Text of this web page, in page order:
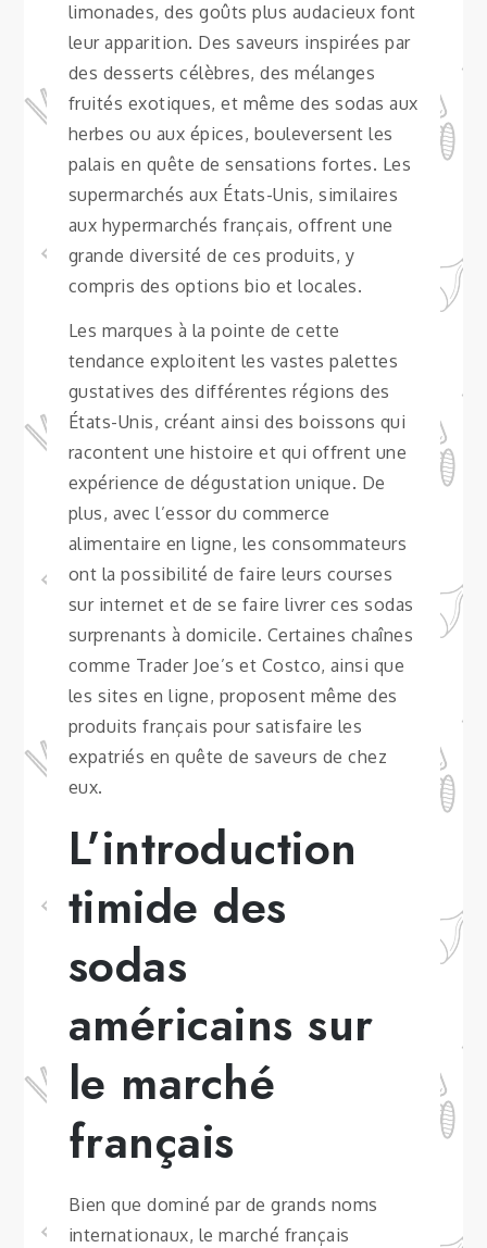
limonades, des goûts plus audacieux font
leur apparition. Des saveurs inspirées par
des desserts célèbres, des mélanges
fruités exotiques, et même des sodas aux
herbes ou aux épices, bouleversent les
palais en quête de sensations fortes. Les
supermarchés aux États-Unis, similaires
aux hypermarchés français, offrent une
grande diversité de ces produits, y
compris des options bio et locales.
Les marques à la pointe de cette
tendance exploitent les vastes palettes
gustatives des différentes régions des
États-Unis, créant ainsi des boissons qui
racontent une histoire et qui offrent une
expérience de dégustation unique. De
plus, avec l’essor du commerce
alimentaire en ligne, les consommateurs
ont la possibilité de faire leurs courses
sur internet et de se faire livrer ces sodas
surprenants à domicile. Certaines chaînes
comme Trader Joe’s et Costco, ainsi que
les sites en ligne, proposent même des
produits français pour satisfaire les
expatriés en quête de saveurs de chez
eux.
L’introduction
timide des
sodas
américains sur
le marché
français
Bien que dominé par de grands noms
internationaux, le marché français